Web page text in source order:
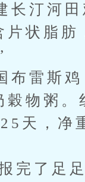
汀河田
片状脂肪
雷斯鸡
穀物粥
天，净
了足足